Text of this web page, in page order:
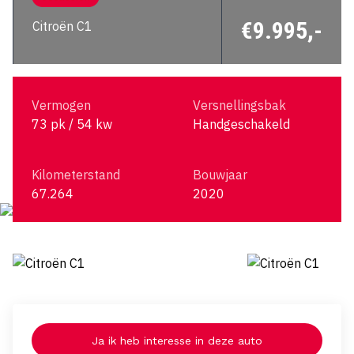
Citroën C1 €9.995,-
Vermogen
73 pk / 54 kw
Versnellingsbak
Handgeschakeld
Kilometerstand
67.264
Bouwjaar
2020
Ja ik heb interesse in deze auto